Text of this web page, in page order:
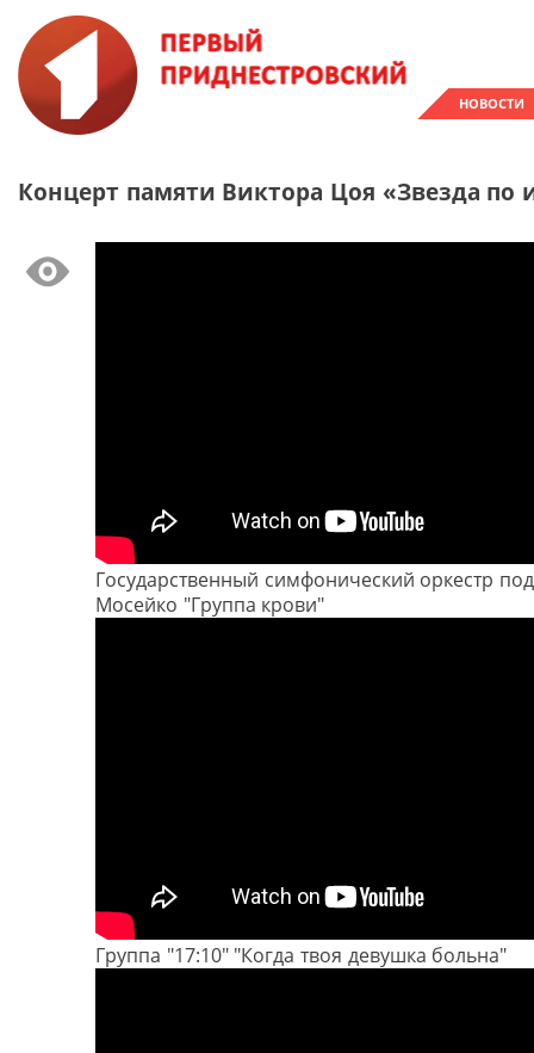
НОВОСТИ
Концерт памяти Виктора Цоя «Звезда по
Государственный симфонический оркестр
Мосейко "Группа крови"
Группа "17:10" "Когда твоя девушка больна"